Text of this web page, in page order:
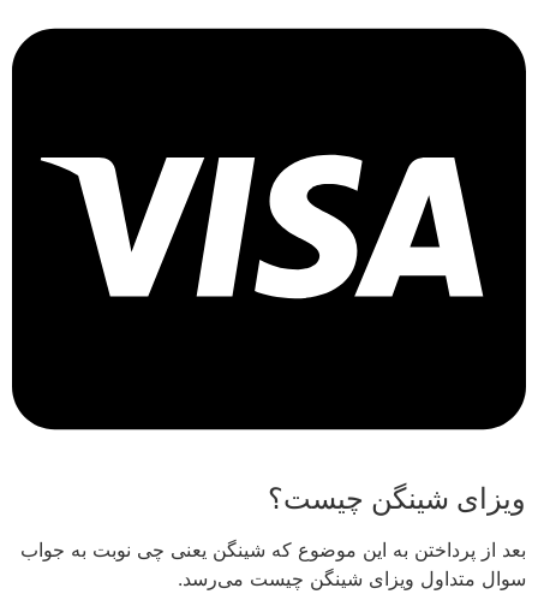
ویزای شینگن چیست؟
بعد از پرداختن به این موضوع که شینگن یعنی چی نوبت به جواب
سوال متداول ویزای شینگن چیست می‌رسد.